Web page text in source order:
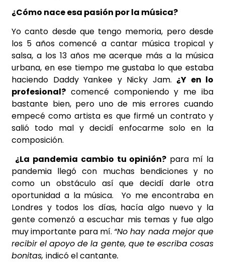
¿Cómo nace esa pasión por la música?
Yo canto desde que tengo memoria, pero desde
los 5 años comencé a cantar música tropical y
salsa, a los 13 años me acerque más a la música
urbana, en ese tiempo me gustaba lo que estaba
haciendo Daddy Yankee y Nicky Jam. ¿Y en lo
profesional? comencé componiendo y me iba
bastante bien, pero uno de mis errores cuando
empecé como artista es que firmé un contrato y
salió todo mal y decidí enfocarme solo en la
composición.
¿La pandemia cambio tu opinión? para mí la
pandemia llegó con muchas bendiciones y no
como un obstáculo así que decidí darle otra
oportunidad a la música. Yo me encontraba en
Londres y todos los días, hacía algo nuevo y la
gente comenzó a escuchar mis temas y fue algo
muy importante para mí. “No hay nada mejor que
recibir el apoyo de la gente, que te escriba cosas
bonitas, indicó el cantante.